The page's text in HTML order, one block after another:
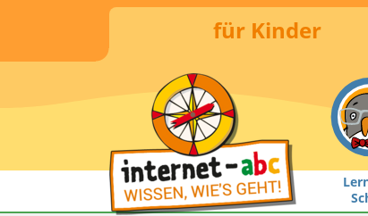
für Kinder